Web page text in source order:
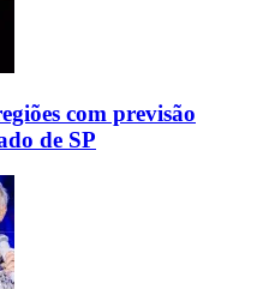
com previsão
de SP